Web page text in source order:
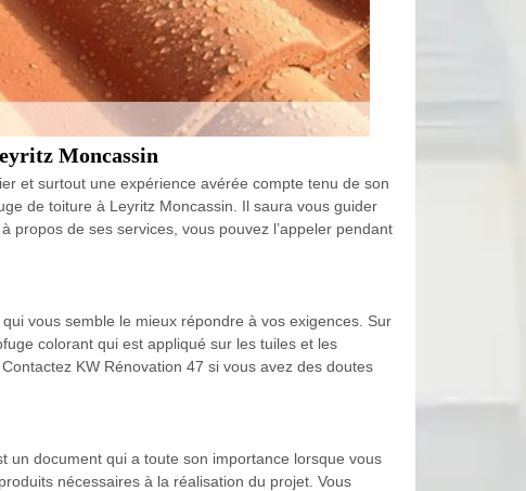
Moncassin
et surtout une expérience avérée compte tenu de son
de toiture à Leyritz Moncassin. Il saura vous guider
de ses services, vous pouvez l’appeler pendant
vous semble le mieux répondre à vos exigences. Sur
colorant qui est appliqué sur les tuiles et les
KW Rénovation 47 si vous avez des doutes
un document qui a toute son importance lorsque vous
nécessaires à la réalisation du projet. Vous